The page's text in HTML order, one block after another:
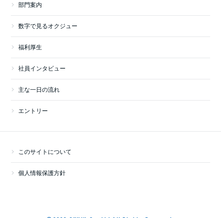
部門案内
数字で見るオクジュー
福利厚生
社員インタビュー
主な一日の流れ
エントリー
このサイトについて
個人情報保護方針